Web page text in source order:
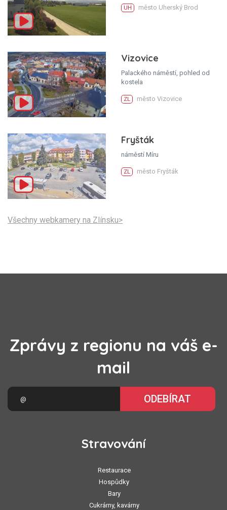
UH město Uherský Brod
Vizovice
Palackého náměstí, pohled od
kostela
ZL město Vizovice
Fryšták
náměstí Míru
ZL město Fryšták
Všechny webkamery na Zlínsku>
Zprávy z regionu na váš e-
mail
ODEBÍRAT
Stravování
Restaurace
Hospůdky
Bary
Cukrárny, kavárny